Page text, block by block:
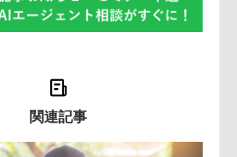
関連記事